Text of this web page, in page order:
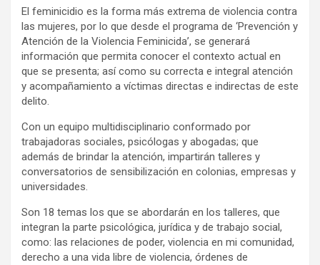
El feminicidio es la forma más extrema de violencia contra
las mujeres, por lo que desde el programa de ‘Prevención y
Atención de la Violencia Feminicida’, se generará
información que permita conocer el contexto actual en
que se presenta; así como su correcta e integral atención
y acompañamiento a víctimas directas e indirectas de este
delito.
Con un equipo multidisciplinario conformado por
trabajadoras sociales, psicólogas y abogadas; que
además de brindar la atención, impartirán talleres y
conversatorios de sensibilización en colonias, empresas y
universidades.
Son 18 temas los que se abordarán en los talleres, que
integran la parte psicológica, jurídica y de trabajo social,
como: las relaciones de poder, violencia en mi comunidad,
derecho a una vida libre de violencia, órdenes de